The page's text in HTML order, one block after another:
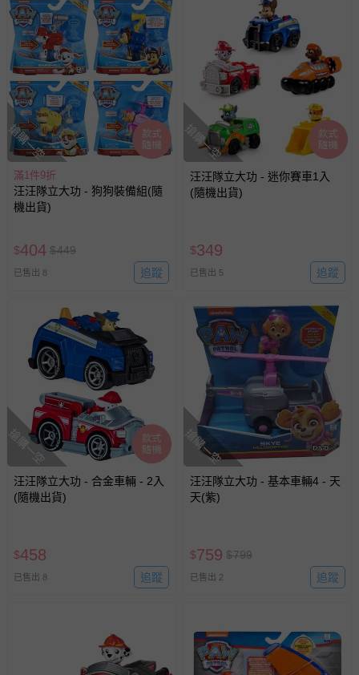
搶購一空
滿1件9折
汪汪隊立大功 - 狗狗裝備組(隨
機出貨)
$404 $449
已售出 8 追蹤
搶購一空
汪汪隊立大功 - 迷你賽車1入
(隨機出貨)
$349
已售出 5 追蹤
搶購一空
汪汪隊立大功 - 合金車輛 - 2入
(隨機出貨)
$458
已售出 8 追蹤
搶購一空
汪汪隊立大功 - 基本車輛4 - 天
天(紫)
$759 $799
已售出 2 追蹤